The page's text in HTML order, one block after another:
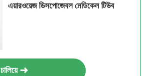
এয়ারওয়েজ ডিসপোজেবল মেডিকেল টিউব
চালিয়ে